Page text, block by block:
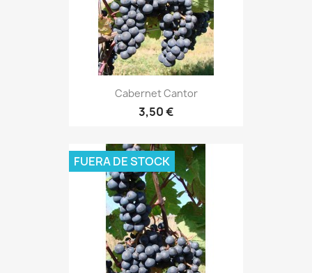
Cabernet Cantor
3,50 €
FUERA DE STOCK